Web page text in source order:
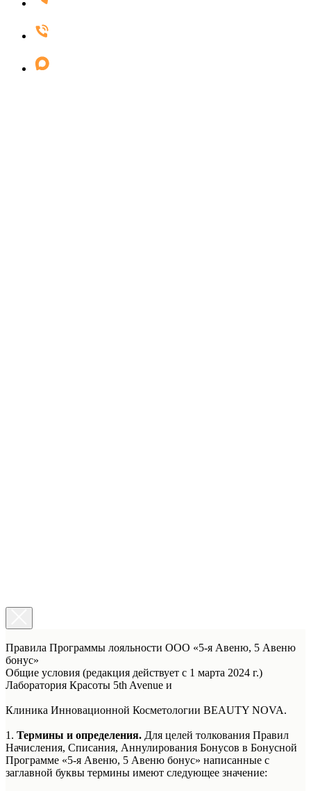
Правила Программы лояльности ООО «5-я Авеню, 5 Авеню
бонус»
Общие условия (редакция действует с 1 марта 2024 г.)
Лаборатория Красоты 5th Avenue и
Клиника Инновационной Косметологии BEAUTY NOVA.
1. Термины и определения. Для целей толкования Правил
Начисления, Списания, Аннулирования Бонусов в Бонусной
Программе «5-я Авеню, 5 Авеню бонус» написанные с
заглавной буквы термины имеют следующее значение: